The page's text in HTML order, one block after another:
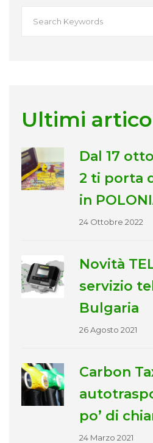
Ultimi
Dal 17
2 ti porta
in
24 Ottobre 2022
Novità
servizio
Bulgaria
26 Agosto 2021
Carbon
po’ di
24 Marzo 2021